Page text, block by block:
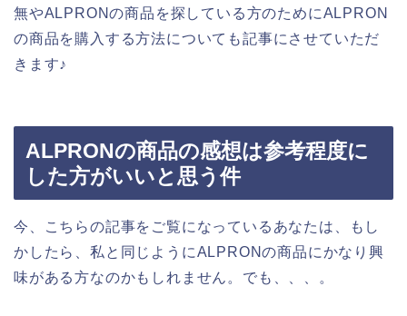
無やALPRONの商品を探している方のためにALPRON
の商品を購入する方法についても記事にさせていただ
きます♪
ALPRONの商品の感想は参考程度に
した方がいいと思う件
今、こちらの記事をご覧になっているあなたは、もし
かしたら、私と同じようにALPRONの商品にかなり興
味がある方なのかもしれません。でも、、、。